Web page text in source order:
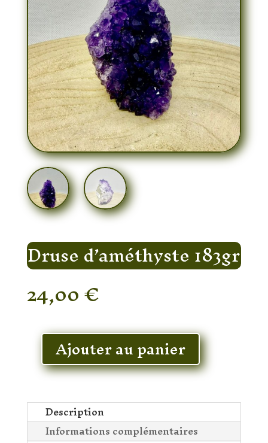
Druse d’améthyste 183gr
24,00€
En stock
quantité
Druse
d'améthyste
183gr
Ajouter au panier
Description
Informations complémentaires